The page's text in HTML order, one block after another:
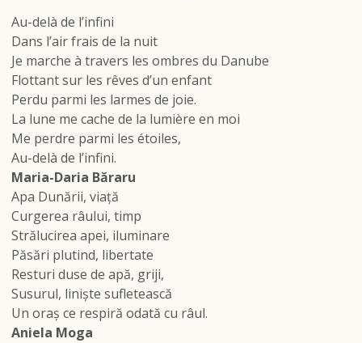
Au-delà de l’infini
Dans l’air frais de la nuit
Je marche à travers les ombres du Danube
Flottant sur les rêves d’un enfant
Perdu parmi les larmes de joie.
La lune me cache de la lumière en moi
Me perdre parmi les étoiles,
Au-delà de l’infini.
Maria-Daria Băraru
Apa Dunării, viață
Curgerea râului, timp
Strălucirea apei, iluminare
Păsări plutind, libertate
Resturi duse de apă, griji,
Susurul, liniște sufletească
Un oraș ce respiră odată cu râul.
Aniela Moga